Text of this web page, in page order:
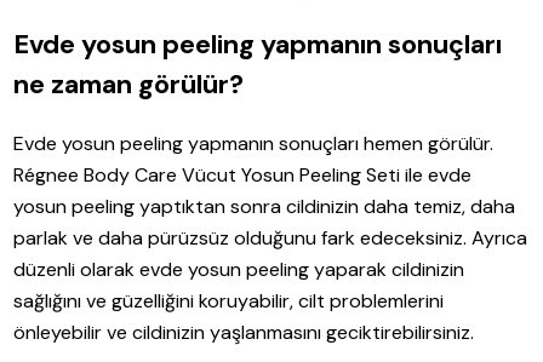
Evde yosun peeling yapmanın sonuçları
ne zaman görülür?
Evde yosun peeling yapmanın sonuçları hemen görülür.
Régnee Body Care Vücut Yosun Peeling Seti ile evde
yosun peeling yaptıktan sonra cildinizin daha temiz, daha
parlak ve daha pürüzsüz olduğunu fark edeceksiniz. Ayrıca
düzenli olarak evde yosun peeling yaparak cildinizin
sağlığını ve güzelliğini koruyabilir, cilt problemlerini
önleyebilir ve cildinizin yaşlanmasını geciktirebilirsiniz.